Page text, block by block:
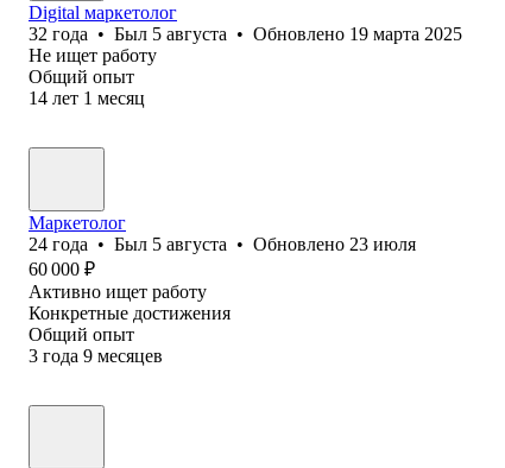
Digital маркетолог
32 года • Был 5 августа • Обновлено 19 марта 2025
Не ищет работу
Общий опыт
14 лет 1 месяц
Маркетолог
24 года • Был 5 августа • Обновлено 23 июля
60 000 ₽
Активно ищет работу
Конкретные достижения
Общий опыт
3 года 9 месяцев